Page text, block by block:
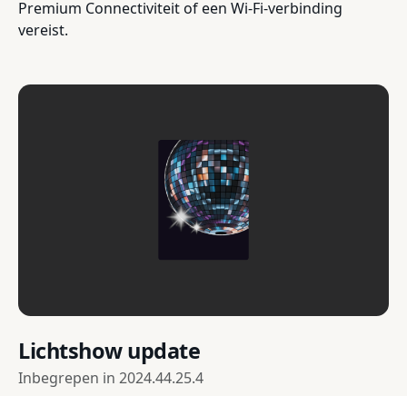
Premium Connectiviteit of een Wi-Fi-verbinding
vereist.
Lichtshow update
Inbegrepen in 2024.44.25.4